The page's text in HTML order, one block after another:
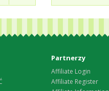
Partnerzy
Affiliate Login
Affiliate Register